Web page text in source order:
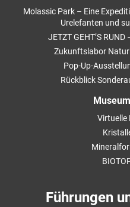
Molassic Park – Eine
Urelefanten und
JETZT GEHT’S
Zukunftslabor
Pop-Up-
Rückblick
Virtuelle
Führungen